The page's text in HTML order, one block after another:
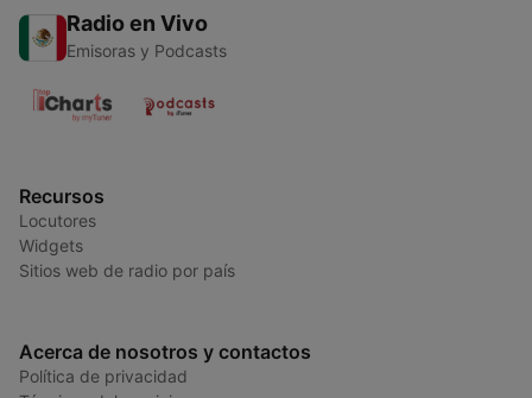
Radio en Vivo
Emisoras y Podcasts
Recursos
Locutores
Widgets
Sitios web de radio por país
Acerca de nosotros y contactos
Política de privacidad